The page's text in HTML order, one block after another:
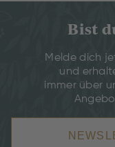
Bist
Melde dich
und
immer über